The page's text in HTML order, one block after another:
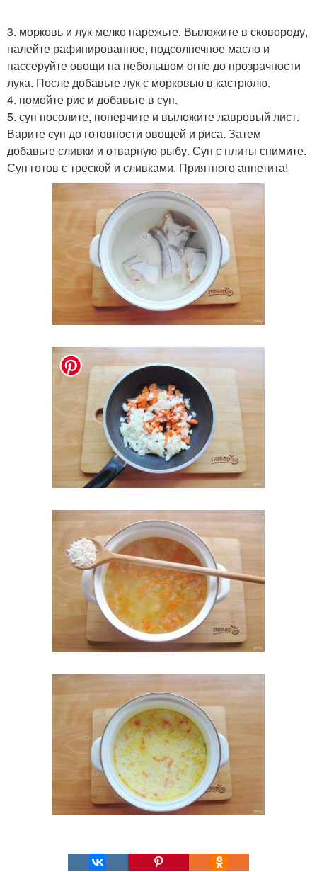
3. морковь и лук мелко нарежьте. Выложите в сковороду,
налейте рафинированное, подсолнечное масло и
пассеруйте овощи на небольшом огне до прозрачности
лука. После добавьте лук с морковью в кастрюлю.
4. помойте рис и добавьте в суп.
5. суп посолите, поперчите и выложите лавровый лист.
Варите суп до готовности овощей и риса. Затем
добавьте сливки и отварную рыбу. Суп с плиты снимите.
Суп готов с треской и сливками. Приятного аппетита!